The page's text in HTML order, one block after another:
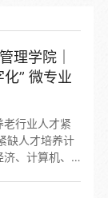
理学院｜
” 微专业
行业人才紧
缺人才培养计
、计算机、